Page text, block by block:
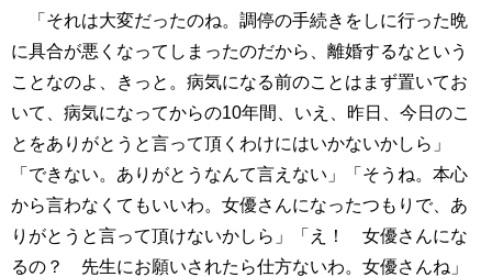
「それは大変だったのね。調停の手続きをしに行った晩
に具合が悪くなってしまったのだから、離婚するなという
ことなのよ、きっと。病気になる前のことはまず置いてお
いて、病気になってからの10年間、いえ、昨日、今日のこ
とをありがとうと言って頂くわけにはいかないかしら」
「できない。ありがとうなんて言えない」「そうね。本心
から言わなくてもいいわ。女優さんになったつもりで、あ
りがとうと言って頂けないかしら」「え！ 女優さんにな
るの？ 先生にお願いされたら仕方ないわ。女優さんね」